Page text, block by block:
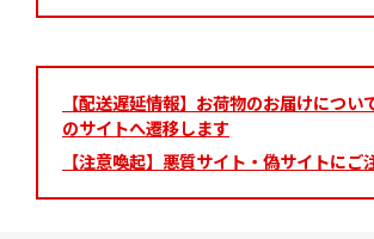
【配送遅延情報】お荷物のお届けにつ
のサイトへ遷移します
【注意喚起】悪質サイト・偽サイトにご